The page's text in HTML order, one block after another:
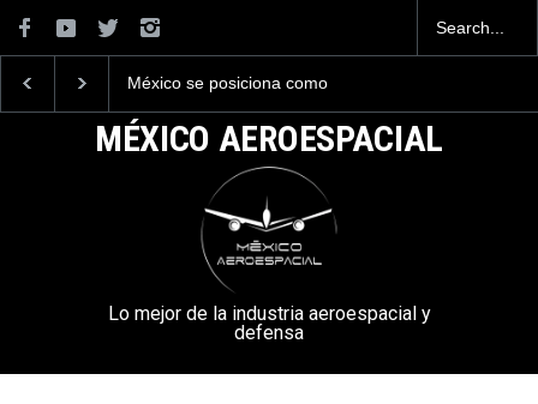
México se posiciona como
aeroespacial del mundo, al
superar los 13,600 millones
de dólares en exportaciones
la Armada de México
MÉXICO AEROESPACIAL
Lo mejor de la industria aeroespacial y
defensa